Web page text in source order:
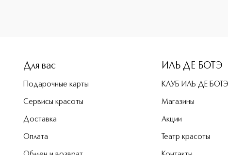
Для вас
Подарочные карты
Сервисы красоты
Доставка
Оплата
ИЛЬ ДЕ БОТЭ
КЛУБ ИЛЬ ДЕ БОТЭ
Магазины
Акции
Театр красоты